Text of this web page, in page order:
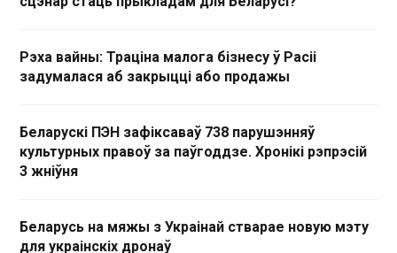
Рэха вайны: Траціна малога бізнесу ў Расіі
задумалася аб закрыцці або продажы
Беларускі ПЭН зафіксаваў 738 парушэнняў
культурных правоў за паўгоддзе. Хронікі рэпрэсій
3 жніўня
Беларусь на мяжы з Украінай стварае новую мэту
для украінскіх дронаў